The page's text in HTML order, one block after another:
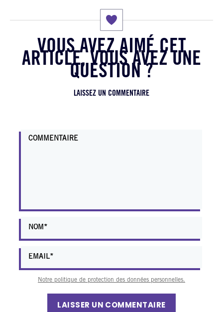
VOUS AVEZ AIMÉ CET
ARTICLE, VOUS AVEZ UNE
QUESTION ?
LAISSEZ UN COMMENTAIRE
Notre politique de protection des données personnelles.
LAISSER UN COMMENTAIRE